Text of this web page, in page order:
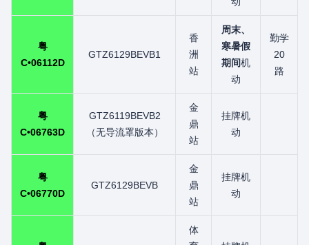
粤
C•06112D
GTZ6129BEVB1
香
洲
站
周末、
寒暑假
期间机
动
勤学
20
路
粤
C•06763D
GTZ6119BEVB2
（无导流罩版本）
金
鼎
站
挂牌机
动
粤
C•06770D
GTZ6129BEVB
金
鼎
站
挂牌机
动
体